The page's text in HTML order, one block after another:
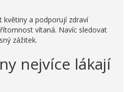
a podporují zdraví
vítaná. Navíc sledovat
zážitek.
nejvíce lákají